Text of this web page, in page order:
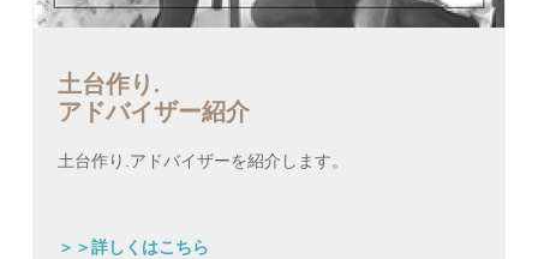
土台作り.
アドバイザー紹介
土台作り.アドバイザーを紹介します。
＞＞詳しくはこちら